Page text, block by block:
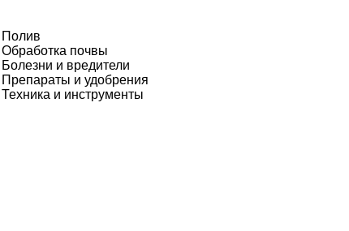
Полив
Обработка почвы
Болезни и вредители
Препараты и удобрения
Техника и инструменты